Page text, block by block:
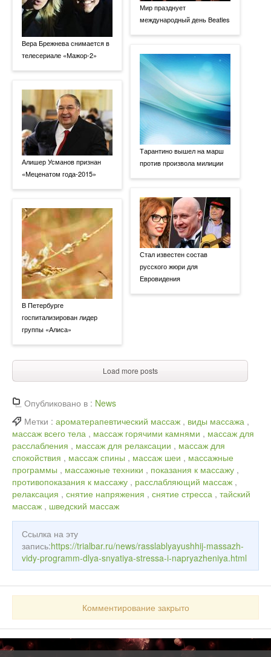
Вера Брежнева снимается в
телесериале «Мажор-2»
Алишер Усманов признан
«Меценатом года-2015»
В Петербурге
госпитализирован лидер
группы «Алиса»
Мир празднует
международный день Beatles
Тарантино вышел на марш
против произвола милиции
Стал известен состав
русского жюри для
Евровидения
Load more posts
Опубликовано в : News
Метки : ароматерапевтический массаж , виды массажа ,
массаж всего тела , массаж горячими камнями , массаж для
расслабления , массаж для релаксации , массаж для
спокойствия , массаж спины , массаж шеи , массажные
программы , массажные техники , показания к массажу ,
противопоказания к массажу , расслабляющий массаж ,
релаксация , снятие напряжения , снятие стресса , тайский
массаж , шведский массаж
Ссылка на эту
запись:https://trialbar.ru/news/rasslablyayushhij-massazh-
vidy-programm-dlya-snyatiya-stressa-i-napryazheniya.html
Комментирование закрыто